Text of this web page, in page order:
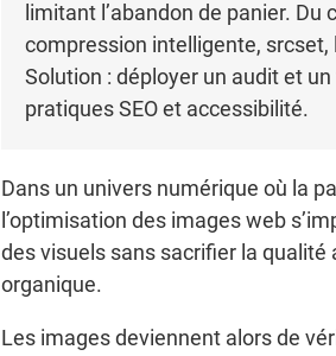
limitant l’abandon de panier.
compression intelligente,
Solution : déployer un audit et
pratiques SEO et accessibilité.
Dans un univers numérique où la
l’optimisation des images web
des visuels sans sacrifier la
organique.
Les images deviennent alors de